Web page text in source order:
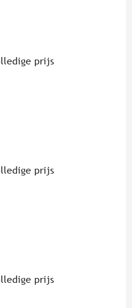
prijs
prijs
prijs